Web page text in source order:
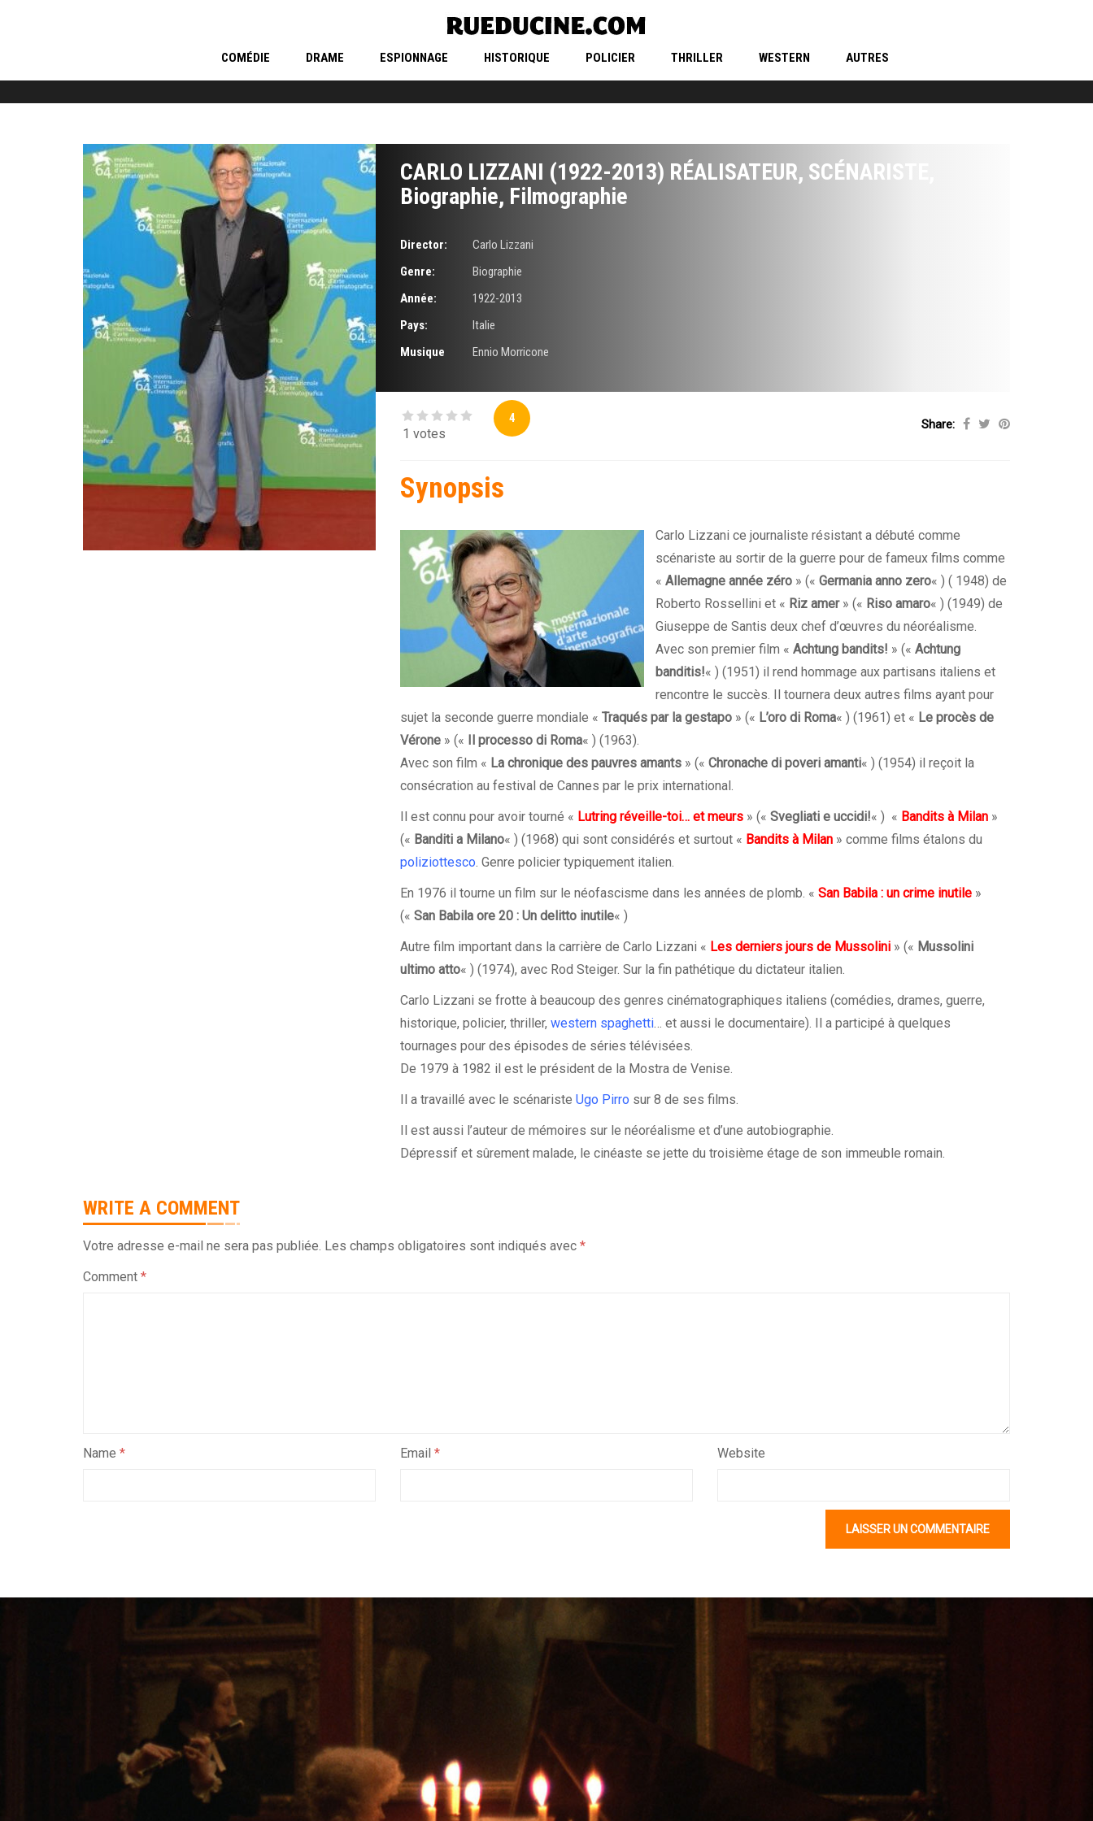
COMÉDIE DRAME ESPIONNAGE HISTORIQUE POLICIER THRILLER WESTERN AUTRES
CARLO LIZZANI (1922-2013) RÉALISATEUR, SCÉNARISTE,
Biographie, Filmographie
Director:
Carlo Lizzani
Genre:
Biographie
Année:
1922-2013
Pays:
Italie
Musique
Ennio Morricone
1 votes
4 Share:
Synopsis
Carlo Lizzani ce journaliste résistant a débuté comme
scénariste au sortir de la guerre pour de fameux films comme
« Allemagne année zéro » (« Germania anno zero« ) ( 1948) de
Roberto Rossellini et « Riz amer» (« Riso amaro« ) (1949) de
Giuseppe de Santis deux chef d’œuvres du néoréalisme.
Avec son premier film « Achtung bandits! » (« Achtung
banditis!« ) (1951) il rend hommage aux partisans italiens et
rencontre le succès. Il tournera deux autres films ayant pour
sujet la seconde guerre mondiale « Traqués par la gestapo » (« L’oro di Roma« ) (1961) et « Le procès de
Vérone » (« Il processo di Roma« ) (1963).
Avec son film « La chronique des pauvres amants » (« Chronache di poveri amanti« ) (1954) il reçoit la
consécration au festival de Cannes par le prix international.
Il est connu pour avoir tourné « Lutring réveille-toi… et meurs » (« Svegliati e uccidi!« ) « Bandits à Milan »
(« Banditi a Milano« ) (1968) qui sont considérés et surtout « Bandits à Milan » comme films étalons du
poliziottesco. Genre policier typiquement italien.
En 1976 il tourne un film sur le néofascisme dans les années de plomb. « San Babila : un crime inutile »
(« San Babila ore 20 : Un delitto inutile« )
Autre film important dans la carrière de Carlo Lizzani « Les derniers jours de Mussolini » (« Mussolini
ultimo atto« ) (1974), avec Rod Steiger. Sur la fin pathétique du dictateur italien.
Carlo Lizzani se frotte à beaucoup des genres cinématographiques italiens (comédies, drames, guerre,
historique, policier, thriller, western spaghetti… et aussi le documentaire). Il a participé à quelques
tournages pour des épisodes de séries télévisées.
De 1979 à 1982 il est le président de la Mostra de Venise.
Il a travaillé avec le scénariste Ugo Pirro sur 8 de ses films.
Il est aussi l’auteur de mémoires sur le néoréalisme et d’une autobiographie.
Dépressif et sûrement malade, le cinéaste se jette du troisième étage de son immeuble romain.
WRITE A COMMENT
Votre adresse e-mail ne sera pas publiée. Les champs obligatoires sont indiqués avec *
Comment *
Name * Email * Website